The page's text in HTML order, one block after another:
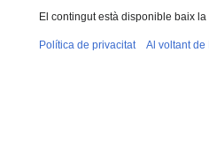
El contingut està disponible baix
Política de privacitat Al voltant